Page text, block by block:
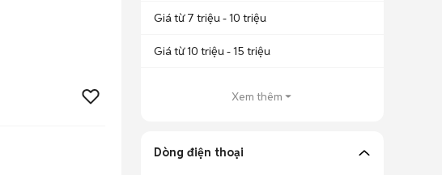
Giá từ 7 triệu - 10 triệu
Giá từ 10 triệu - 15 triệu
Xem thêm
Dòng điện thoại